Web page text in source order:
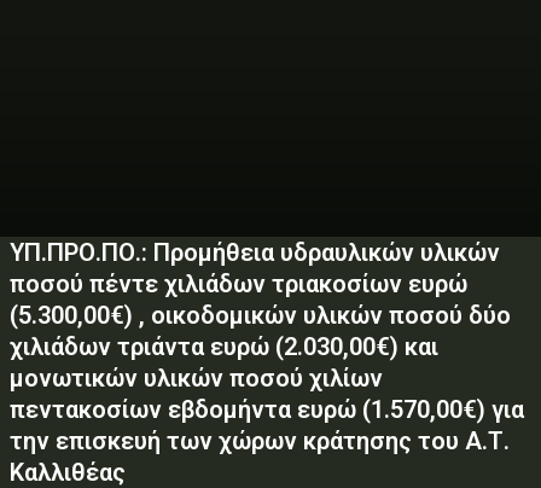
ΥΠ.ΠΡΟ.ΠΟ.: Προμήθεια υδραυλικών υλικών
ποσού πέντε χιλιάδων τριακοσίων ευρώ
(5.300,00€) , οικοδομικών υλικών ποσού δύο
χιλιάδων τριάντα ευρώ (2.030,00€) και
μονωτικών υλικών ποσού χιλίων
πεντακοσίων εβδομήντα ευρώ (1.570,00€) για
την επισκευή των χώρων κράτησης του Α.Τ.
Καλλιθέας